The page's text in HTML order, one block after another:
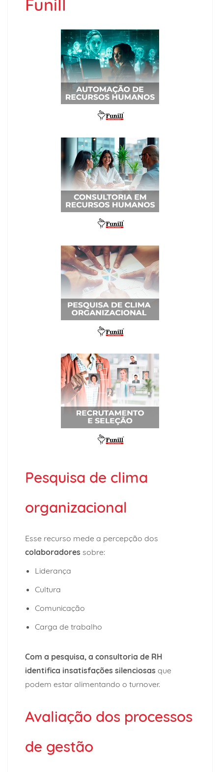
Funill
Pesquisa de clima
organizacional
Esse recurso mede a percepção dos
colaboradores sobre:
Liderança
Cultura
Comunicação
Carga de trabalho
Com a pesquisa, a consultoria de RH
identifica insatisfações silenciosas que
podem estar alimentando o turnover.
Avaliação dos processos
de gestão